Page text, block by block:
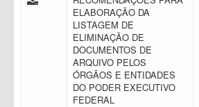
ELABORAÇÃO DA
LISTAGEM DE
ELIMINAÇÃO DE
DOCUMENTOS DE
ARQUIVO PELOS
ÓRGÃOS E ENTIDADES
DO PODER EXECUTIVO
FEDERAL